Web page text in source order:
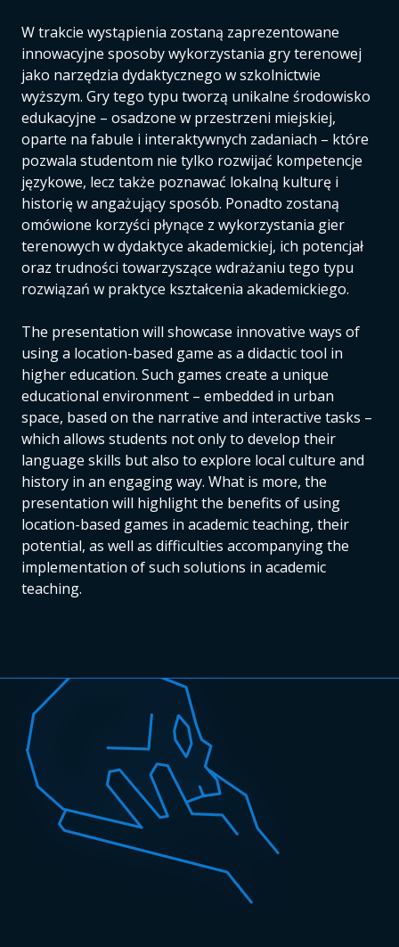
W trakcie wystąpienia zostaną zaprezentowane
innowacyjne sposoby wykorzystania gry terenowej
jako narzędzia dydaktycznego w szkolnictwie
wyższym. Gry tego typu tworzą unikalne środowisko
edukacyjne – osadzone w przestrzeni miejskiej,
oparte na fabule i interaktywnych zadaniach – które
pozwala studentom nie tylko rozwijać kompetencje
językowe, lecz także poznawać lokalną kulturę i
historię w angażujący sposób. Ponadto zostaną
omówione korzyści płynące z wykorzystania gier
terenowych w dydaktyce akademickiej, ich potencjał
oraz trudności towarzyszące wdrażaniu tego typu
rozwiązań w praktyce kształcenia akademickiego.
The presentation will showcase innovative ways of
using a location-based game as a didactic tool in
higher education. Such games create a unique
educational environment – embedded in urban
space, based on the narrative and interactive tasks –
which allows students not only to develop their
language skills but also to explore local culture and
history in an engaging way. What is more, the
presentation will highlight the benefits of using
location-based games in academic teaching, their
potential, as well as difficulties accompanying the
implementation of such solutions in academic
teaching.